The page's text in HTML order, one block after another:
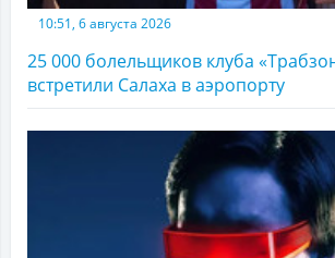
10:51, 6 августа 2026
25 000 болельщиков клуба
встретили Салаха в аэропорту